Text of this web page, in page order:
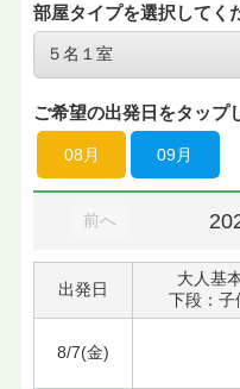
部屋タイプを選択してく
ご希望の出発日をタップ
08月 09月
前へ
出発日
大人基
下段：子
8/7(金)